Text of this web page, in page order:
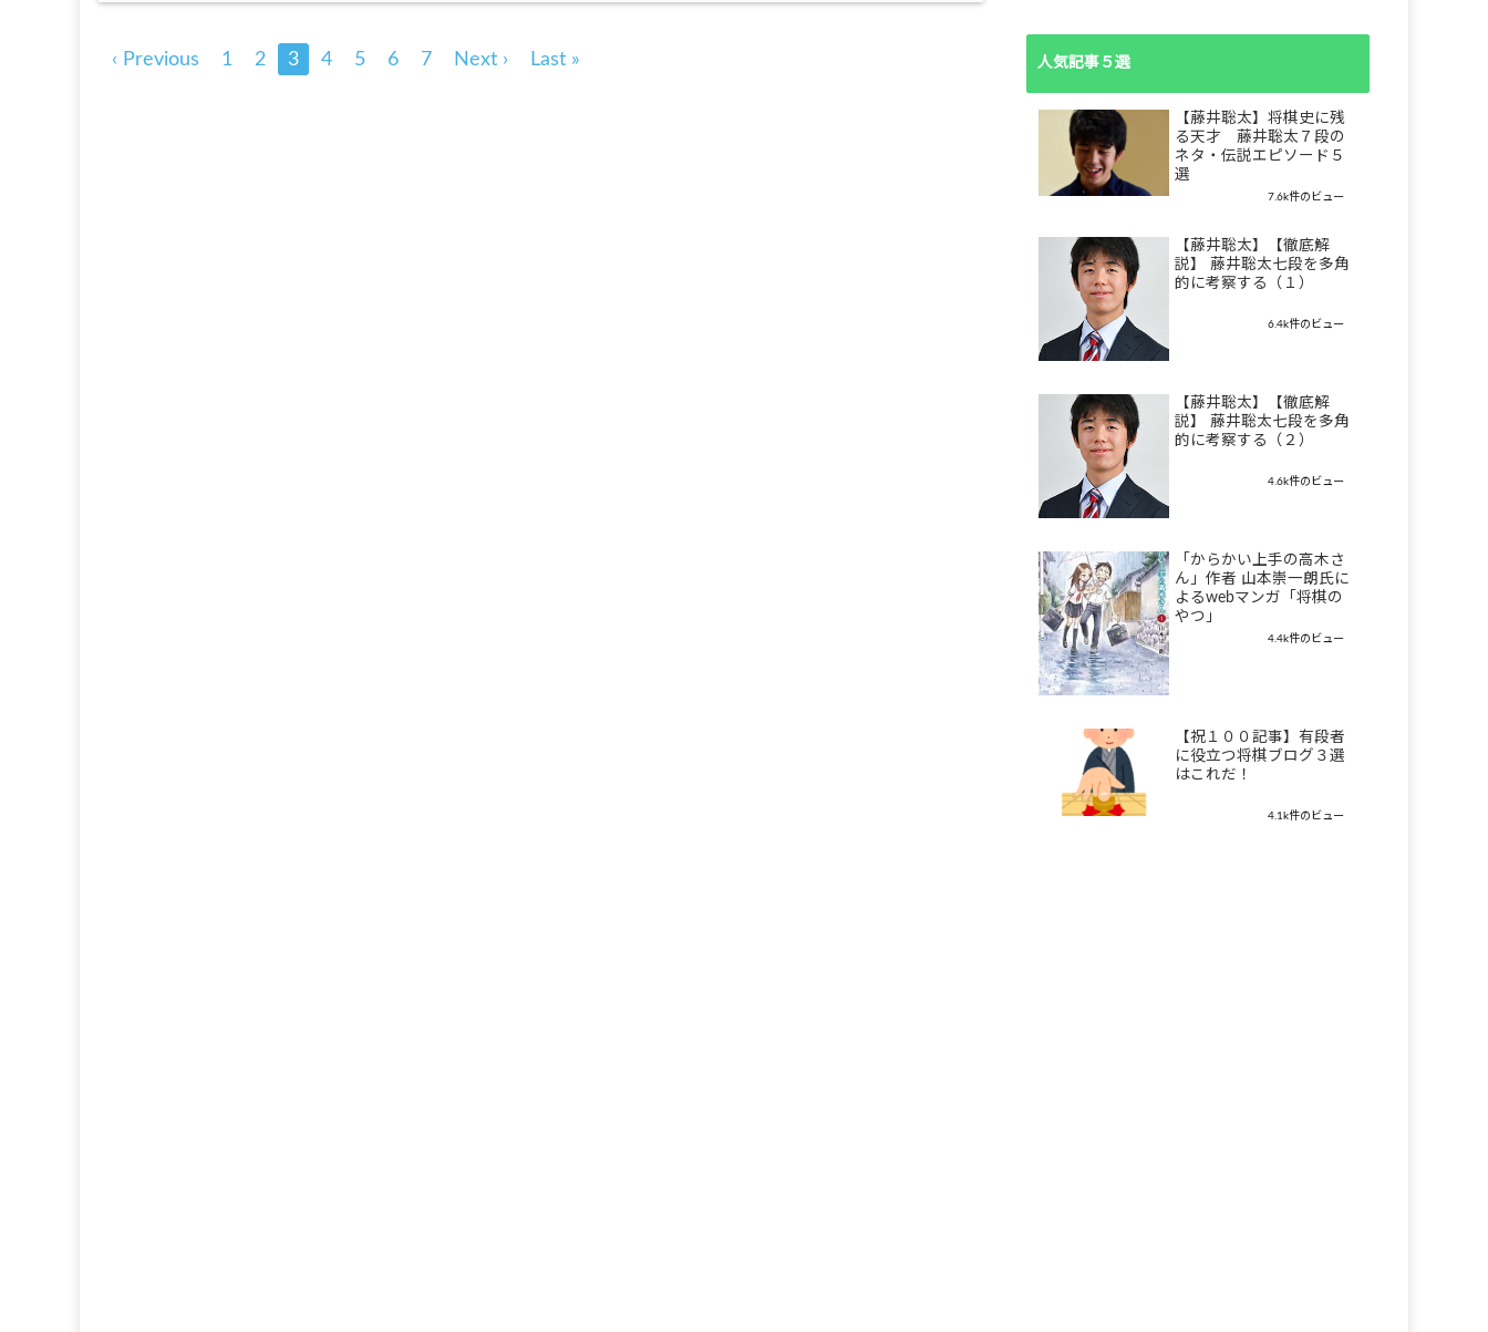
‹ Previous 1 2 3 4 5 6 7 Next › Last » 人気記事５選
【藤井聡太】将棋史に残
る天才 藤井聡太７段の
ネタ・伝説エピソード５
選
7.6k件のビュー
【藤井聡太】【徹底解
説】 藤井聡太七段を多角
的に考察する（１）
6.4k件のビュー
【藤井聡太】【徹底解
説】 藤井聡太七段を多角
的に考察する（２）
4.6k件のビュー
「からかい上手の高木さ
ん」作者 山本崇一朗氏に
よるwebマンガ「将棋の
やつ」
4.4k件のビュー
【祝１００記事】有段者
に役立つ将棋ブログ３選
はこれだ！
4.1k件のビュー